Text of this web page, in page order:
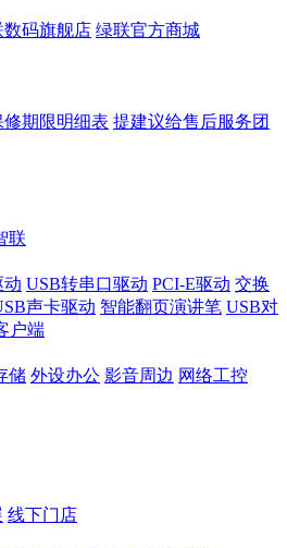
数码旗舰店 绿联官方商城
期限明细表 提建议给售后服务团
联
动 USB转串口驱动 PCI-E驱动 交换
声卡驱动 智能翻页演讲笔 USB对
户端
储 外设办公 影音周边 网络工控
线下门店